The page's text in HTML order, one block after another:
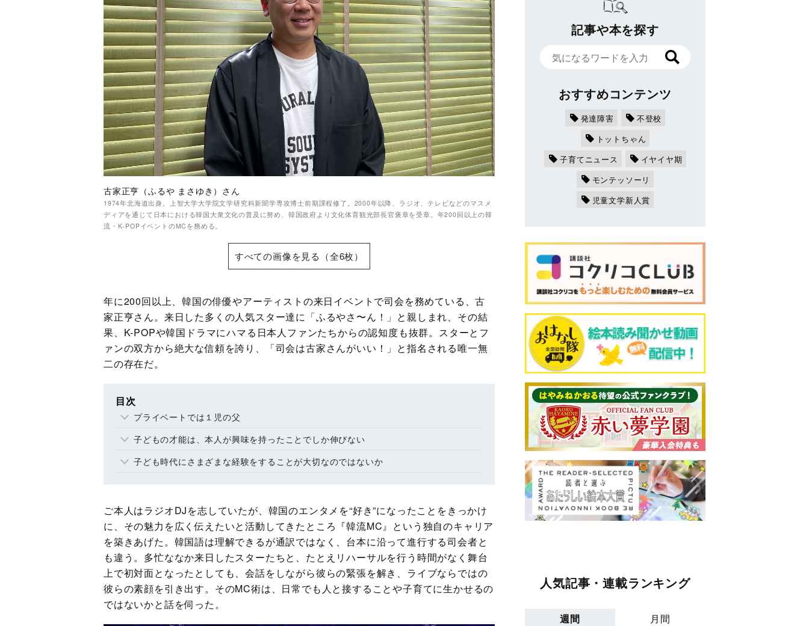
古家正亨（ふるや まさゆき）さん
1974年北海道出身。上智大学大学院文学研究科新聞学専攻博士前期課程修了。2000年以降、ラジオ、テレビなどのマスメ
ディアを通じて日本における韓国大衆文化の普及に努め、韓国政府より文化体育観光部長官褒章を受章。年200回以上の韓
流・K-POPイベントのMCを務める。
すべての画像を見る（全6枚）
年に200回以上、韓国の俳優やアーティストの来日イベントで司会を務めている、古
家正亨さん。来日した多くの人気スター達に「ふるやさ〜ん！」と親しまれ、その結
果、K-POPや韓国ドラマにハマる日本人ファンたちからの認知度も抜群。スターとフ
ァンの双方から絶大な信頼を誇り、「司会は古家さんがいい！」と指名される唯一無
二の存在だ。
目次
プライベートでは１児の父
子どもの才能は、本人が興味を持ったことでしか伸びない
子ども時代にさまざまな経験をすることが大切なのではないか
ご本人はラジオDJを志していたが、韓国のエンタメを“好き”になったことをきっかけ
に、その魅力を広く伝えたいと活動してきたところ『韓流MC』という独自のキャリア
を築きあげた。韓国語は理解できるが通訳ではなく、台本に沿って進行する司会者と
も違う。多忙ななか来日したスターたちと、たとえリハーサルを行う時間がなく舞台
上で初対面となったとしても、会話をしながら彼らの緊張を解き、ライブならではの
彼らの素顔を引き出す。そのMC術は、日常でも人と接することや子育てに生かせるの
ではないかと話を伺った。
記事や本を探す
おすすめコンテンツ
発達障害
不登校
トットちゃん
子育てニュース
イヤイヤ期
モンテッソーリ
児童文学新人賞
人気記事・連載ランキング
週間 月間